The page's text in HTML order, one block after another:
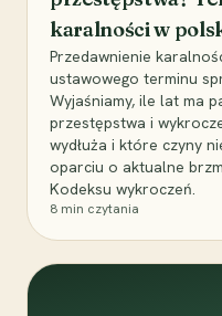
karalności w
Przedawnienie
ustawowego terminu
Wyjaśniamy, ile lat ma
przestępstwa i
wydłuża i które czyny
oparciu o aktualne
Kodeksu wykroczeń.
8 min czytania